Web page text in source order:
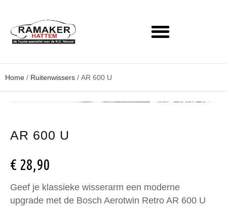
Home / Ruitenwissers / AR 600 U
AR 600 U
€ 28,90
Geef je klassieke wisserarm een moderne
upgrade met de Bosch Aerotwin Retro AR 600 U